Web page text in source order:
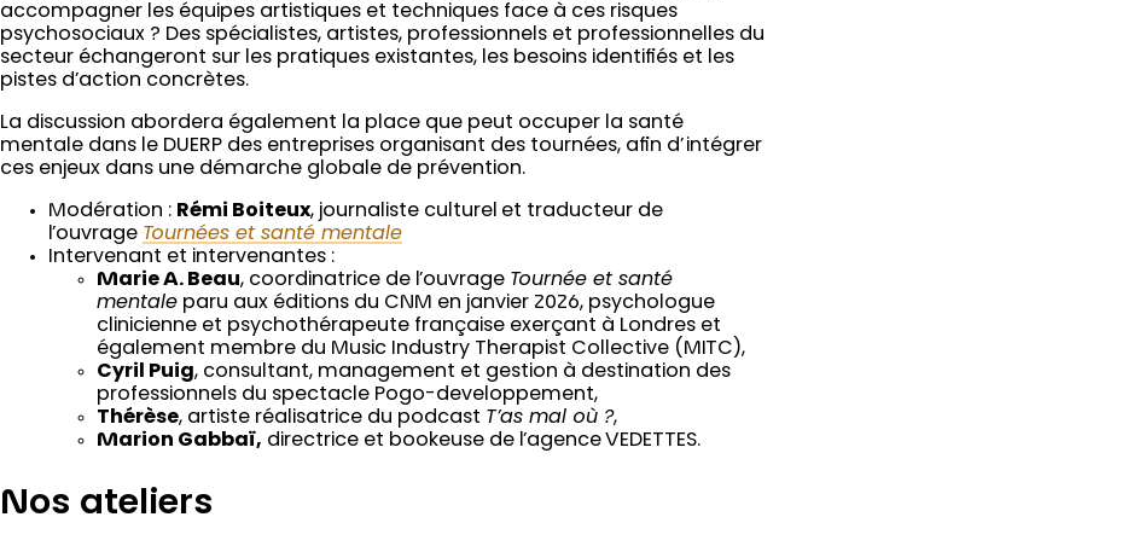
accompagner les équipes artistiques et techniques face à ces risques
psychosociaux ? Des spécialistes, artistes, professionnels et professionnelles du
secteur échangeront sur les pratiques existantes, les besoins identifiés et les
pistes d’action concrètes.
La discussion abordera également la place que peut occuper la santé
mentale dans le DUERP des entreprises organisant des tournées, afin d’intégrer
ces enjeux dans une démarche globale de prévention.
Modération : Rémi Boiteux, journaliste culturel et traducteur de
l’ouvrage Tournées et santé mentale
Intervenant et intervenantes :
Marie A. Beau, coordinatrice de l’ouvrage Tournée et santé
mentale paru aux éditions du CNM en janvier 2026, psychologue
clinicienne et psychothérapeute française exerçant à Londres et
également membre du Music Industry Therapist Collective (MITC),
Cyril Puig, consultant, management et gestion à destination des
professionnels du spectacle Pogo-developpement,
Thérèse, artiste réalisatrice du podcast T’as mal où ?,
Marion Gabbaï, directrice et bookeuse de l’agence VEDETTES.
Nos ateliers